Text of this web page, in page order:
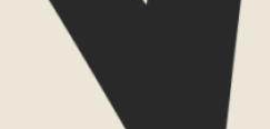
88 59 52